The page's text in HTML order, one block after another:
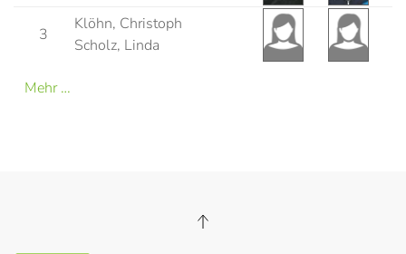
3
Klöhn, Christoph
Scholz, Linda
Mehr …